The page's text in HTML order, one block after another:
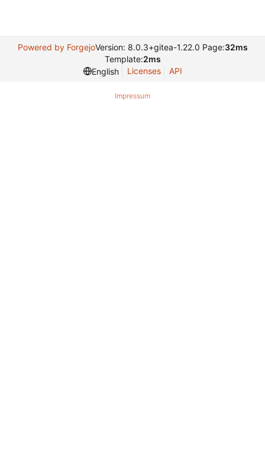
Powered by ForgejoVersion: 8.0.3+gitea-1.22.0 Page:32ms
Template:2ms
English
Licenses API
Impressum